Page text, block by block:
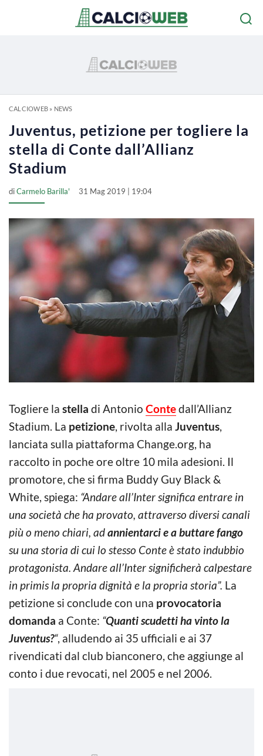
CALCIOWEB» NEWS
Juventus, petizione per togliere la
stella di Conte dall’Allianz
Stadium
diCarmelo Barilla' 31 Mag 2019 | 19:04
Togliere la stella di Antonio Contedall’Allianz
Stadium. La petizione, rivolta alla Juventus,
lanciata sulla piattaforma Change.org, ha
raccolto in poche ore oltre 10 mila adesioni. Il
promotore, che si firma Buddy Guy Black &
White, spiega: “Andare all’Inter significa entrare in
una società che ha provato, attraverso diversi canali
più o meno chiari, adannientarci e a buttare fango
su una storia di cui lo stesso Conte è stato indubbio
protagonista. Andare all’Inter significherà calpestare
in primis la propria dignità e la propria storia”. La
petizione si conclude con una provocatoria
domanda a Conte: “Quanti scudetti ha vinto la
Juventus?“, alludendo ai 35 ufficiali e ai 37
rivendicati dal club bianconero, che aggiunge al
conto i due revocati, nel 2005 e nel 2006.